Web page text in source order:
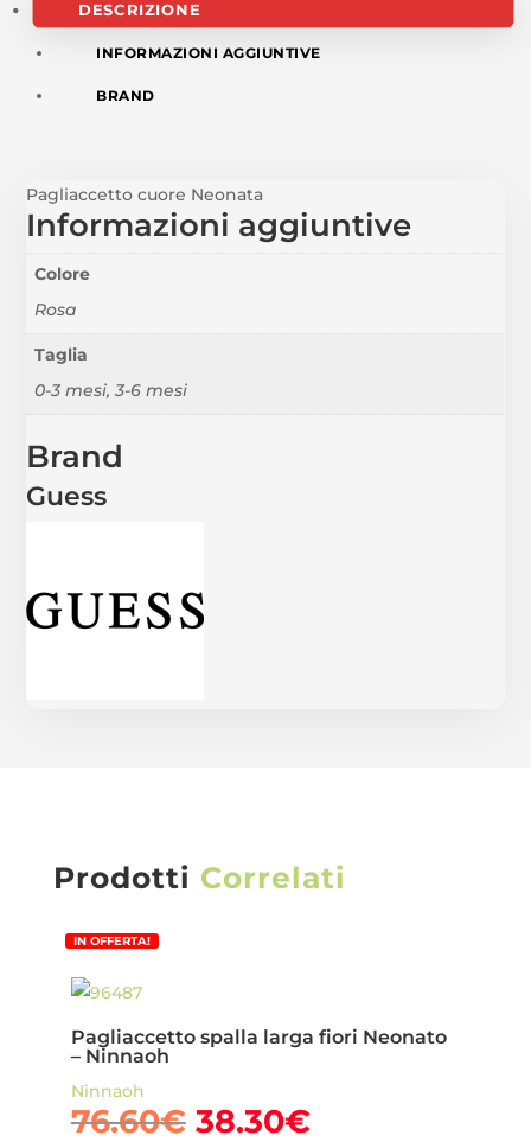
DESCRIZIONE
INFORMAZIONI AGGIUNTIVE
BRAND
Pagliaccetto cuore Neonata
Informazioni aggiuntive
Colore
Rosa
Taglia
0-3 mesi, 3-6 mesi
Brand
Guess
Prodotti Correlati
IN OFFERTA!
Pagliaccetto spalla larga fiori Neonato
– Ninnaoh
Ninnaoh
76.60€ Il
38.30€Il